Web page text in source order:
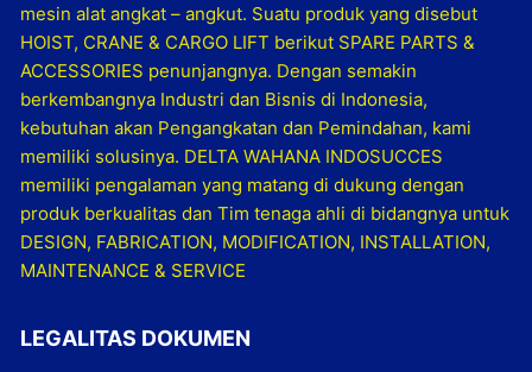
mesin alat angkat – angkut. Suatu produk yang disebut
HOIST, CRANE & CARGO LIFT berikut SPARE PARTS &
ACCESSORIES penunjangnya. Dengan semakin
berkembangnya Industri dan Bisnis di Indonesia,
kebutuhan akan Pengangkatan dan Pemindahan, kami
memiliki solusinya. DELTA WAHANA INDOSUCCES
memiliki pengalaman yang matang di dukung dengan
produk berkualitas dan Tim tenaga ahli di bidangnya untuk
DESIGN, FABRICATION, MODIFICATION, INSTALLATION,
MAINTENANCE & SERVICE
LEGALITAS DOKUMEN